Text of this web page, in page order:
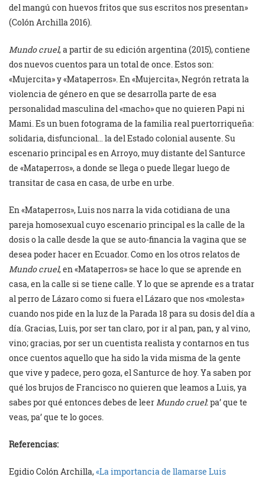
del mangú con huevos fritos que sus escritos nos presentan»
(Colón Archilla 2016).
Mundo cruel, a partir de su edición argentina (2015), contiene
dos nuevos cuentos para un total de once. Estos son:
«Mujercita» y «Mataperros». En «Mujercita», Negrón retrata la
violencia de género en que se desarrolla parte de esa
personalidad masculina del «macho» que no quieren Papi ni
Mami. Es un buen fotograma de la familia real puertorriqueña:
solidaria, disfuncional… la del Estado colonial ausente. Su
escenario principal es en Arroyo, muy distante del Santurce
de «Mataperros», a donde se llega o puede llegar luego de
transitar de casa en casa, de urbe en urbe.
En «Mataperros», Luis nos narra la vida cotidiana de una
pareja homosexual cuyo escenario principal es la calle de la
dosis o la calle desde la que se auto-financia la vagina que se
desea poder hacer en Ecuador. Como en los otros relatos de
Mundo cruel, en «Mataperros» se hace lo que se aprende en
casa, en la calle si se tiene calle. Y lo que se aprende es a tratar
al perro de Lázaro como si fuera el Lázaro que nos «molesta»
cuando nos pide en la luz de la Parada 18 para su dosis del día a
día. Gracias, Luis, por ser tan claro, por ir al pan, pan, y al vino,
vino; gracias, por ser un cuentista realista y contarnos en tus
once cuentos aquello que ha sido la vida misma de la gente
que vive y padece, pero goza, el Santurce de hoy. Ya saben por
qué los brujos de Francisco no quieren que leamos a Luis, ya
sabes por qué entonces debes de leer Mundo cruel: pa’ que te
veas, pa’ que te lo goces.
Referencias:
Egidio Colón Archilla,«La importancia de llamarse Luis